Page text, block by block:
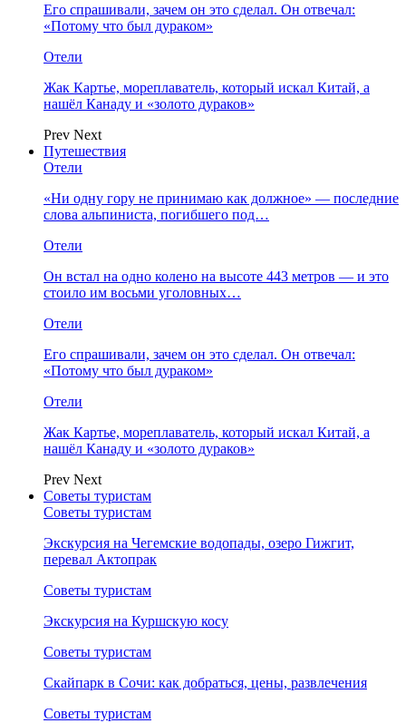
Его спрашивали, зачем он это сделал. Он отвечал:
«Потому что был дураком»
Отели
Жак Картье, мореплаватель, который искал Китай, а
нашёл Канаду и «золото дураков»
Prev Next
Путешествия
Отели
«Ни одну гору не принимаю как должное» — последние
слова альпиниста, погибшего под…
Отели
Он встал на одно колено на высоте 443 метров — и это
стоило им восьми уголовных…
Отели
Его спрашивали, зачем он это сделал. Он отвечал:
«Потому что был дураком»
Отели
Жак Картье, мореплаватель, который искал Китай, а
нашёл Канаду и «золото дураков»
Prev Next
Советы туристам
Советы туристам
Экскурсия на Чегемские водопады, озеро Гижгит,
перевал Актопрак
Советы туристам
Экскурсия на Куршскую косу
Советы туристам
Скайпарк в Сочи: как добраться, цены, развлечения
Советы туристам